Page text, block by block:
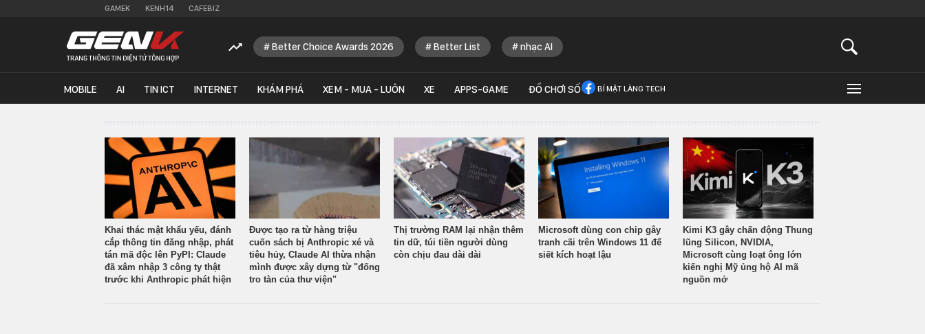
GAMEK KENH14 CAFEBIZ
Better Choice Awards 2026 Better List nhạc AI
MOBILE AI TIN ICT INTERNET KHÁM PHÁ XEM - MUA - LUÔN XE APPS-GAME ĐỒ CHƠI SỐ BÍ MẬT LÀNG TECH
Khai thác mật khẩu yếu, đánh
cắp thông tin đăng nhập, phát
tán mã độc lên PyPI: Claude
đã xâm nhập 3 công ty thật
trước khi Anthropic phát hiện
Được tạo ra từ hàng triệu
cuốn sách bị Anthropic xé và
tiêu hủy, Claude AI thừa nhận
mình được xây dựng từ "đống
tro tàn của thư viện"
Thị trường RAM lại nhận thêm
tin dữ, túi tiền người dùng
còn chịu đau dài dài
Microsoft dùng con chip gây
tranh cãi trên Windows 11 để
siết kích hoạt lậu
Kimi K3 gây chấn động Thung
lũng Silicon, NVIDIA,
Microsoft cùng loạt ông lớn
kiến nghị Mỹ ủng hộ AI mã
nguồn mở